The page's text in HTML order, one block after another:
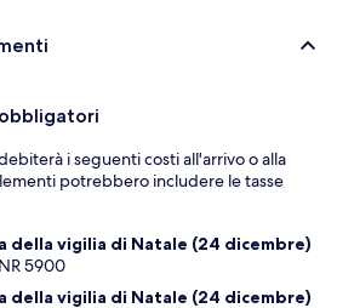
i seguenti costi all'arrivo o alla
potrebbero includere le tasse
della vigilia di Natale (24 dicembre)
5900
della vigilia di Natale (24 dicembre)